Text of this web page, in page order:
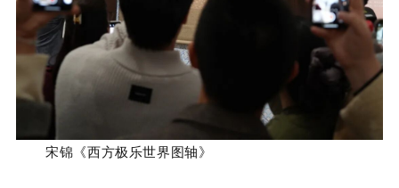
宋锦《西方极乐世界图轴》